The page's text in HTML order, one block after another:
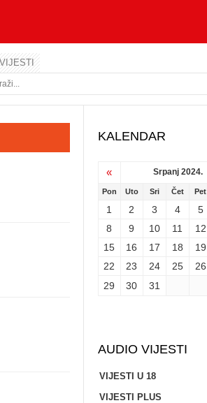
KALENDAR
« Srpanj 2024.
Pon Uto Sri Čet Pet
1 2 3 4 5
8
9 10 11 12
15
16 17 18 19
22
23 24 25 26
29
30 31
AUDIO VIJESTI
VIJESTI U 18
VIJESTI PLUS